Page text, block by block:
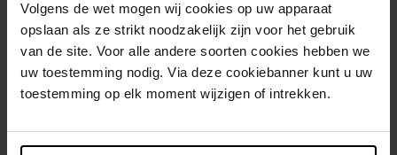
Volgens de wet mogen wij cookies op uw apparaat
opslaan als ze strikt noodzakelijk zijn voor het gebruik
van de site. Voor alle andere soorten cookies hebben we
uw toestemming nodig. Via deze cookiebanner kunt u uw
toestemming op elk moment wijzigen of intrekken.
Gratis retour in je winkelpunt
Beschrijving